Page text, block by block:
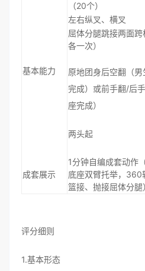
基本能力
（20个）
左右纵叉、横叉
屈体分腿跳接两面跨
各一次）
原地团身后空翻（
完成）或前手翻/后
座完成）
两头起
成套展示
1分钟自编成套动作
底座双臂托举，360
篮接、抛接屈体分腿
评分细则
1.基本形态